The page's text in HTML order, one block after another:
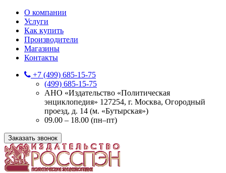
О компании
Услуги
Как купить
Производители
Магазины
Контакты
+7 (499) 685-15-75
(499) 685-15-75
АНО «Издательство «Политическая
энциклопедия» 127254, г. Москва, Огородный
проезд, д. 14 (м. «Бутырская»)
09.00 – 18.00 (пн–пт)
Заказать звонок